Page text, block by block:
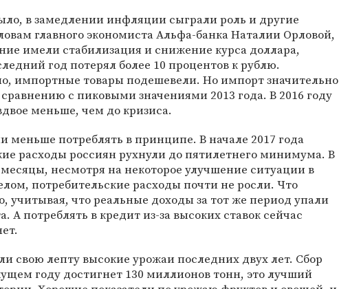
в замедлении инфляции сыграли роль и другие
главного экономиста Альфа-банка Наталии Орловой,
имели стабилизация и снижение курса доллара,
год потерял более 10 процентов к рублю.
импортные товары подешевели. Но импорт значительно
с пиковыми значениями 2013 года. В 2016 году
меньше, чем до кризиса.
меньше потреблять в принципе. В начале 2017 года
расходы россиян рухнули до пятилетнего минимума. В
несмотря на некоторое улучшение ситуации в
потребительские расходы почти не росли. Что
учитывая, что реальные доходы за тот же период упали
А потреблять в кредит из-за высоких ставок сейчас
свою лепту высокие урожаи последних двух лет. Сбор
году достигнет 130 миллионов тонн, это лучший